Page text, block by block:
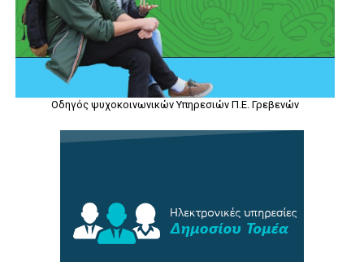
Οδηγός ψυχοκοινωνικών Υπηρεσιών Π.Ε. Γρεβενών